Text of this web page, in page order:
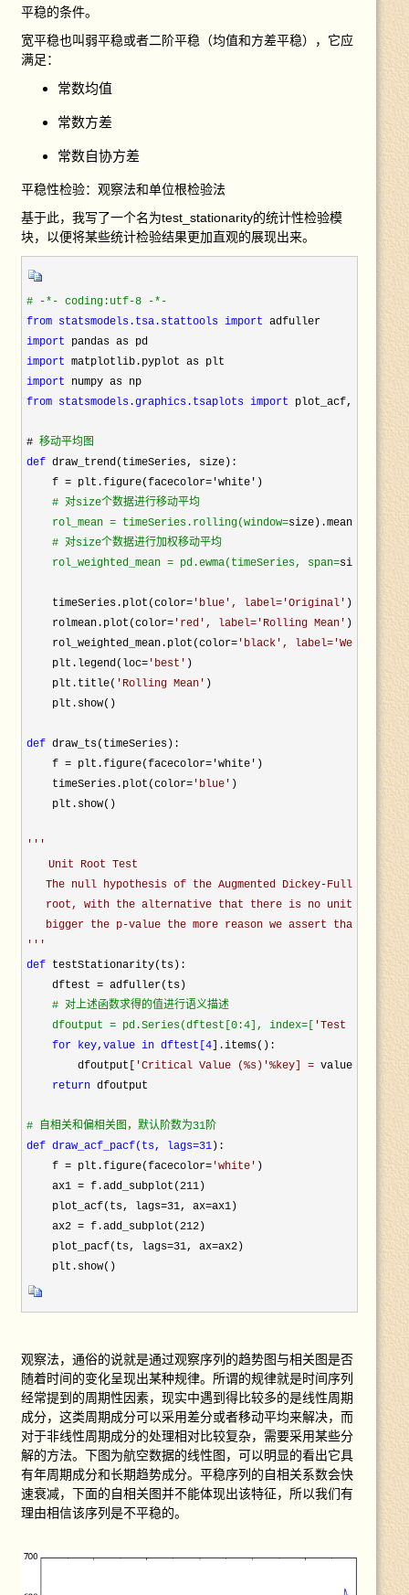
平稳的条件。
宽平稳也叫弱平稳或者二阶平稳（均值和方差平稳），它应
满足：
常数均值
常数方差
常数自协方差
平稳性检验：观察法和单位根检验法
基于此，我写了一个名为test_stationarity的统计性检验模
块，以便将某些统计检验结果更加直观的展现出来。
#
from statsmodels.tsa.stattools import
import
import
import
from statsmodels.graphics.tsaplots import plot_acf,
#
def draw_trend(timeSeries, size):
    f =
plt.figure(facecolor='white')
# 对size个数据进行移动平均
    rol_mean = timeSeries.rolling(window=
size).mean()
# 对size个数据进行加权移动平均
    rol_weighted_mean = pd.ewma(timeSeries, span=
size)
    timeSeries.plot(color=
' blue ', label= 'Original ' )
    rolmean.plot(color=
' red ', label= ' Rolling Mean ' )
    rol_weighted_mean.plot(color=
' black ', label= 'Weighted
    plt.legend(loc=
' best ' )
    plt.title(
' Rolling Mean ' )
    plt.show()
def draw_ts(timeSeries):
    f = plt.figure(facecolor='white')
    timeSeries.plot(color=
' blue ' )
    plt.show()
Unit Root Test
The null hypothesis of the Augmented Dickey-Fuller is
root, with the alternative that there is no unit root.
def testStationarity(ts):
    dftest =
adfuller(ts)
# 对上述函数求得的值进行语义描述
    dfoutput = pd.Series(dftest[0:4], index=[
'Test
for key,value in dftest[4].items():
        dfoutput[
'Critical Value (%s) '%key] = value
return dfoutput
#
def draw_acf_pacf(ts, lags=31):
    f = plt.figure(facecolor=
'white ' )
    ax1 = f.add_subplot(211
)
    plot_acf(ts, lags=31, ax=
ax1)
    ax2 = f.add_subplot(212
)
    plot_pacf(ts, lags=31, ax=
ax2)
    plt.show()
观察法，通俗的说就是通过观察序列的趋势图与相关图是否
随着时间的变化呈现出某种规律。所谓的规律就是时间序列
经常提到的周期性因素，现实中遇到得比较多的是线性周期
成分，这类周期成分可以采用差分或者移动平均来解决，而
对于非线性周期成分的处理相对比较复杂，需要采用某些分
解的方法。下图为航空数据的线性图，可以明显的看出它具
有年周期成分和长期趋势成分。平稳序列的自相关系数会快
速衰减，下面的自相关图并不能体现出该特征，所以我们有
理由相信该序列是不平稳的。